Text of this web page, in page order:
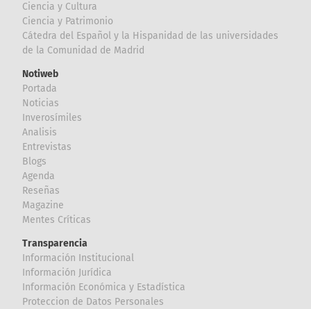
Ciencia y Cultura
Ciencia y Patrimonio
Cátedra del Español y la Hispanidad de las universidades
de la Comunidad de Madrid
Notiweb
Portada
Noticias
Inverosímiles
Analisis
Entrevistas
Blogs
Agenda
Reseñas
Magazine
Mentes Críticas
Transparencia
Información Institucional
Información Jurídica
Información Económica y Estadística
Proteccion de Datos Personales